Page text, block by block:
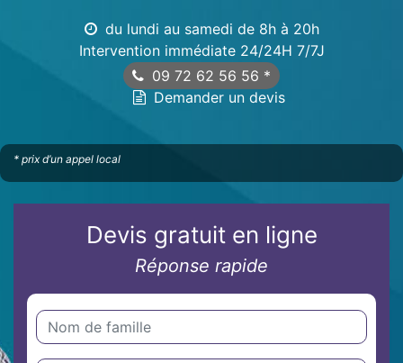
du lundi au samedi de 8h à 20h
Intervention immédiate 24/24H 7/7J
09 72 62 56 56 *
Demander un devis
* prix d’un appel local
Devis gratuit en ligne
Réponse rapide